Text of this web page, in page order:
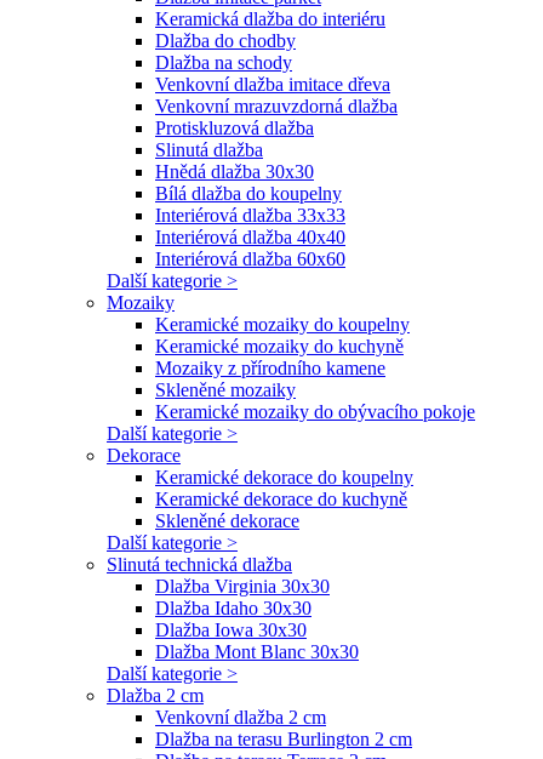
Keramická dlažba do interiéru
Dlažba do chodby
Dlažba na schody
Venkovní dlažba imitace dřeva
Venkovní mrazuvzdorná dlažba
Protiskluzová dlažba
Slinutá dlažba
Hnědá dlažba 30x30
Bílá dlažba do koupelny
Interiérová dlažba 33x33
Interiérová dlažba 40x40
Interiérová dlažba 60x60
Další kategorie >
Mozaiky
Keramické mozaiky do koupelny
Keramické mozaiky do kuchyně
Mozaiky z přírodního kamene
Skleněné mozaiky
Keramické mozaiky do obývacího pokoje
Další kategorie >
Dekorace
Keramické dekorace do koupelny
Keramické dekorace do kuchyně
Skleněné dekorace
Další kategorie >
Slinutá technická dlažba
Dlažba Virginia 30x30
Dlažba Idaho 30x30
Dlažba Iowa 30x30
Dlažba Mont Blanc 30x30
Další kategorie >
Dlažba 2 cm
Venkovní dlažba 2 cm
Dlažba na terasu Burlington 2 cm